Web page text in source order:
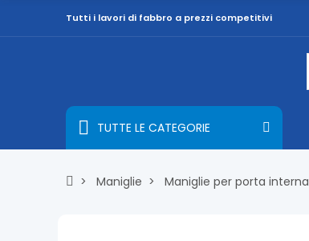
Tutti i lavori di fabbro a prezzi competitivi
TUTTE LE CATEGORIE
Maniglie Maniglie per porta interna